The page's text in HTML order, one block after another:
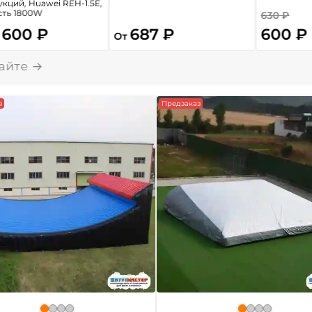
Huawei REH-1.5E,
1800W
600 ₽ От 687 ₽
630 ₽
600 ₽
Предзаказ